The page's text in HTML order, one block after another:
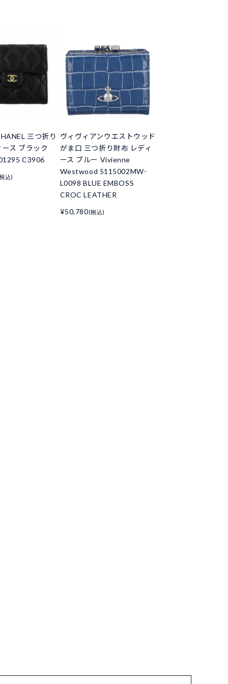
三つ折り
ス ブラック
C3906
込)
ヴィヴィアンウエストウッド
がま口 三つ折り財布 レディ
ース ブルー Vivienne
Westwood 5115002MW-
L0098 BLUE EMBOSS
CROC LEATHER
¥50,780(税込)